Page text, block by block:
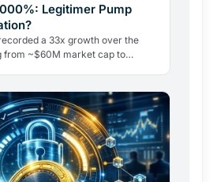
Legitimer Pump
a 33x growth over the
from ~$60M market cap to
lIWbE4Xjjq— CoinGecko
14, 2026 Das Open Interest in den